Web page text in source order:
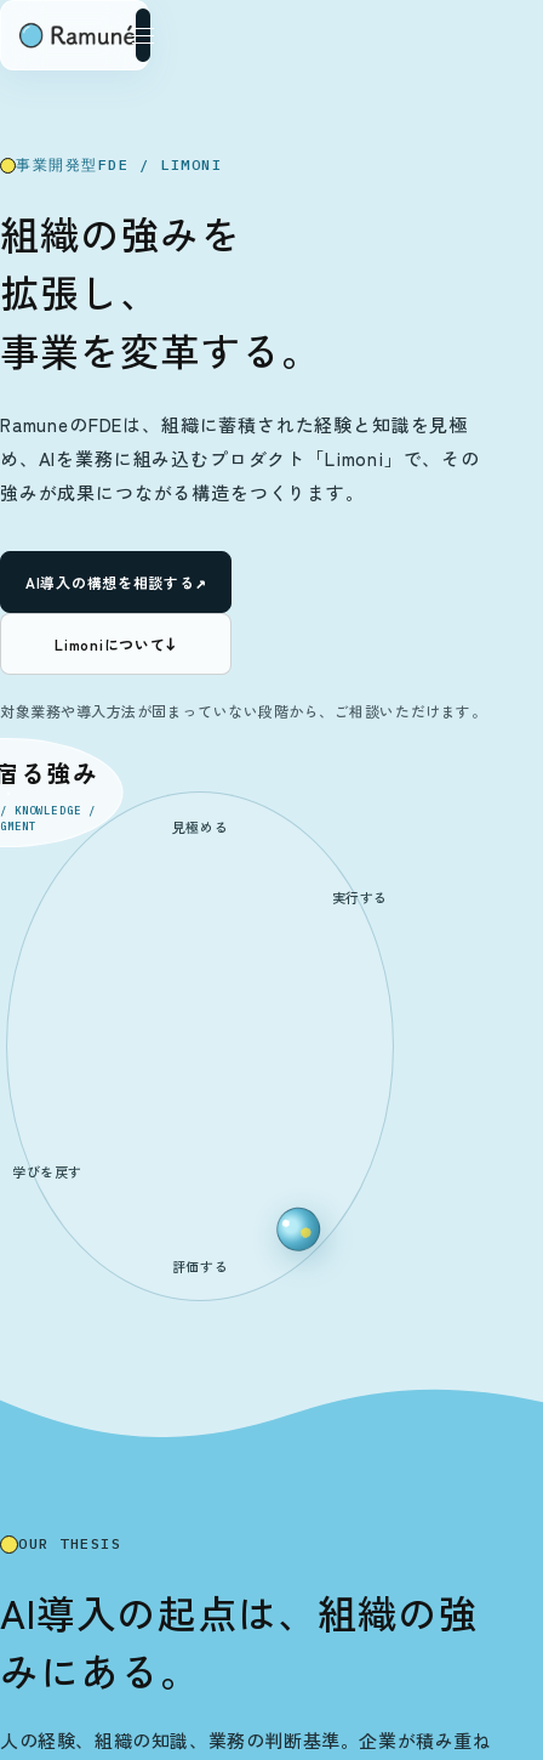
事業開発型FDE / LIMONI
組織の強みを
拡張し、
事業を変革する。
RamuneのFDEは、組織に蓄積された経験と知識を見極
め、AIを業務に組み込むプロダクト「Limoni」で、その
強みが成果につながる構造をつくります。
AI導入の構想を相談する ↗
Limoniについて↓
対象業務や導入方法が固まっていない段階から、ご相談いただけます。
る強み
KNOWLEDGE /
見極める
実行する
評価する
学びを戻す
OUR THESIS
AI導入の起点は、 組織の強
みにある。
人の経験、組織の知識、業務の判断基準。企業が積み重ね